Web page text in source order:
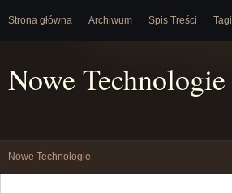
Strona główna Archiwum Spis Treści Tagi
Nowe Technologie
Nowe Technologie